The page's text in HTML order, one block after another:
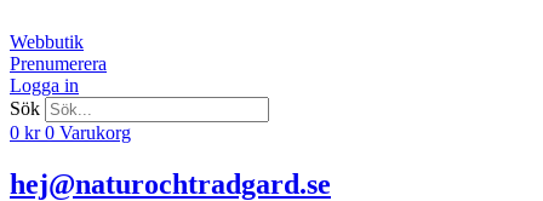
till
innehåll
Webbutik
Prenumerera
Logga in
Sök
0 kr 0 Varukorg
hej@naturochtradgard.se